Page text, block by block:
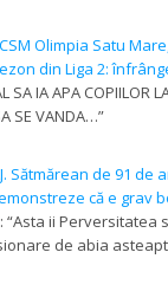
Olimpia Satu
din Liga 2:
SA IA APA COPIILOR
SE VANDA…”
Sătmărean de 91 de
că e grav
: “Asta ii Perversitatea
de abia